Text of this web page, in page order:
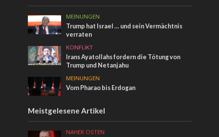
MEINUNGEN
Trump hat Israel … und sein Vermächtnis
verraten
KONFLIKT
Irans Ayatollahs fordern die Tötung von
Trump und Netanjahu
MEINUNGEN
Vom Pharao bis Erdogan
Meistgelesene Artikel
NAHER OSTEN